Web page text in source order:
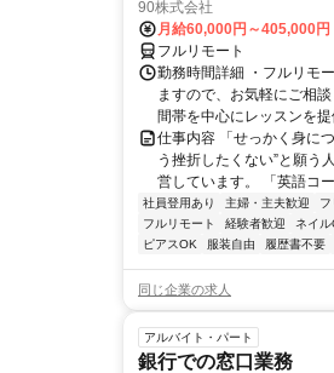
90株式会社
月給60,000円～405,000円
フルリモート
勤務時間詳細 ・フルリモ
ますので、お気軽にご相
間帯を中心にレッスンを
仕事内容 「せっかく身に
う挫折したくない”と願う
営しています。 「英語コ
社員登用あり 主婦・主夫歓迎
フルリモート
経験者歓迎 ネイル
ピアスOK
服装自由 履歴書不要
同じ企業の求人
アルバイト・パート
銀行での窓口業務